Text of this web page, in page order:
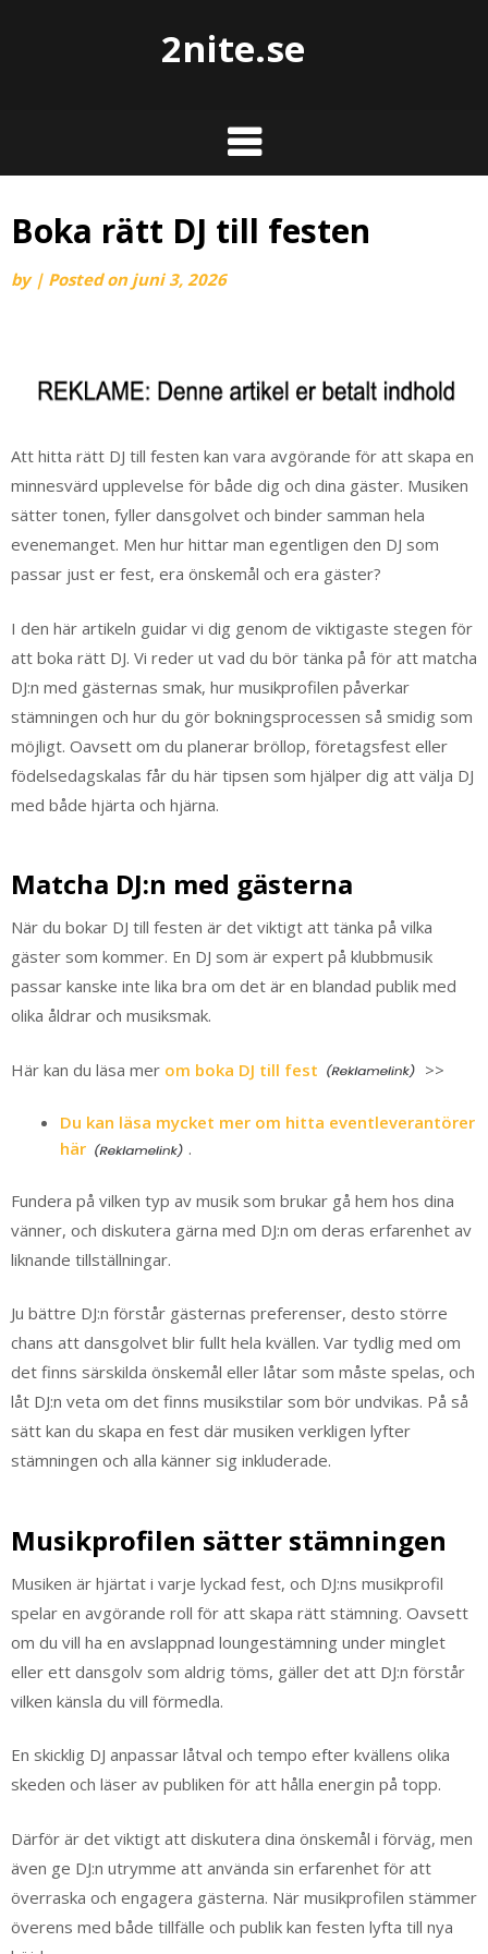
2nite.se
Boka rätt DJ till festen
by | Posted on juni 3, 2026
Att hitta rätt DJ till festen kan vara avgörande för att skapa en
minnesvärd upplevelse för både dig och dina gäster. Musiken
sätter tonen, fyller dansgolvet och binder samman hela
evenemanget. Men hur hittar man egentligen den DJ som
passar just er fest, era önskemål och era gäster?
I den här artikeln guidar vi dig genom de viktigaste stegen för
att boka rätt DJ. Vi reder ut vad du bör tänka på för att matcha
DJ:n med gästernas smak, hur musikprofilen påverkar
stämningen och hur du gör bokningsprocessen så smidig som
möjligt. Oavsett om du planerar bröllop, företagsfest eller
födelsedagskalas får du här tipsen som hjälper dig att välja DJ
med både hjärta och hjärna.
Matcha DJ:n med gästerna
När du bokar DJ till festen är det viktigt att tänka på vilka
gäster som kommer. En DJ som är expert på klubbmusik
passar kanske inte lika bra om det är en blandad publik med
olika åldrar och musiksmak.
Här kan du läsa mer om boka DJ till fest >>
Du kan läsa mycket mer om hitta eventleverantörer
här
.
Fundera på vilken typ av musik som brukar gå hem hos dina
vänner, och diskutera gärna med DJ:n om deras erfarenhet av
liknande tillställningar.
Ju bättre DJ:n förstår gästernas preferenser, desto större
chans att dansgolvet blir fullt hela kvällen. Var tydlig med om
det finns särskilda önskemål eller låtar som måste spelas, och
låt DJ:n veta om det finns musikstilar som bör undvikas. På så
sätt kan du skapa en fest där musiken verkligen lyfter
stämningen och alla känner sig inkluderade.
Musikprofilen sätter stämningen
Musiken är hjärtat i varje lyckad fest, och DJ:ns musikprofil
spelar en avgörande roll för att skapa rätt stämning. Oavsett
om du vill ha en avslappnad loungestämning under minglet
eller ett dansgolv som aldrig töms, gäller det att DJ:n förstår
vilken känsla du vill förmedla.
En skicklig DJ anpassar låtval och tempo efter kvällens olika
skeden och läser av publiken för att hålla energin på topp.
Därför är det viktigt att diskutera dina önskemål i förväg, men
även ge DJ:n utrymme att använda sin erfarenhet för att
överraska och engagera gästerna. När musikprofilen stämmer
överens med både tillfälle och publik kan festen lyfta till nya